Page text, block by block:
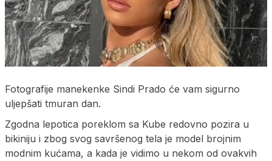
Fotografije manekenke Sindi Prado će vam sigurno
uljepšati tmuran dan.
Zgodna lepotica poreklom sa Kube redovno pozira u
bikiniju i zbog svog savršenog tela je model brojnim
modnim kućama, a kada je vidimo u nekom od ovakvih